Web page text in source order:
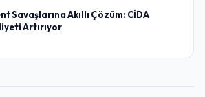
Savaşlarına Akıllı Çözüm: CİDA
Artırıyor